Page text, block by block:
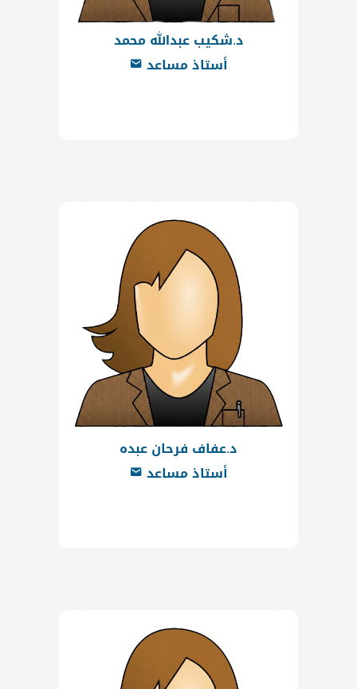
د.شكيب عبدالله محمد
أستاذ مساعد
د.عفاف فرحان عبده
أستاذ مساعد